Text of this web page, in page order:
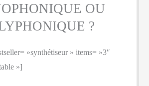
OU
?
»synthétiseur » items= »3″
»]